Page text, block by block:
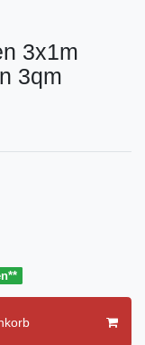
3x1m
3qm